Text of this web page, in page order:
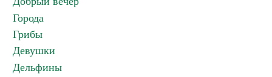
Города
Грибы
Девушки
Дельфины